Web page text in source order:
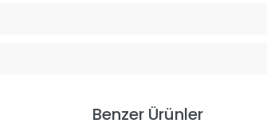
Benzer Ürünler